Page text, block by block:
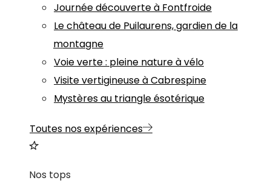
Journée découverte à Fontfroide
Le château de Puilaurens, gardien de la
montagne
Voie verte : pleine nature à vélo
Visite vertigineuse à Cabrespine
Mystères au triangle ésotérique
Toutes nos expériences
Nos tops